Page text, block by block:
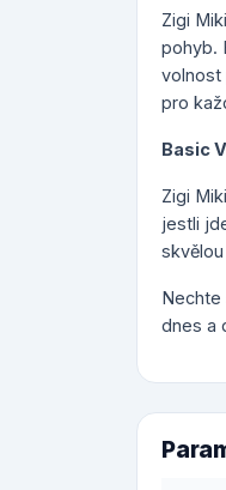
Zigi
pohyb.
volnost
pro
Basic
Zigi
jestli
Nechte
dnes a